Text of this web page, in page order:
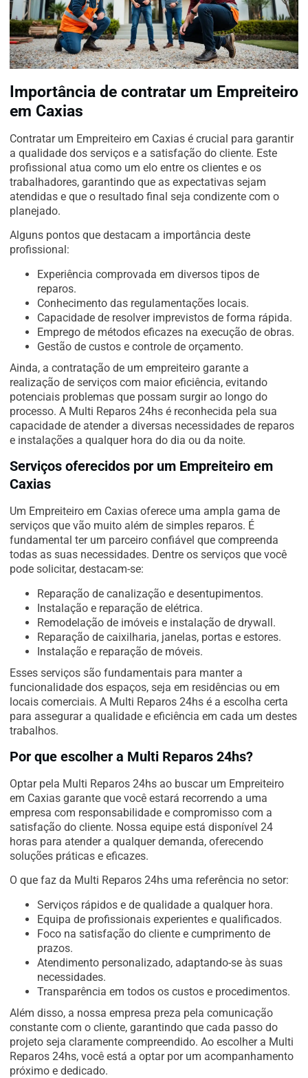
Importância de contratar um Empreiteiro
em Caxias
Contratar um Empreiteiro em Caxias é crucial para garantir
a qualidade dos serviços e a satisfação do cliente. Este
profissional atua como um elo entre os clientes e os
trabalhadores, garantindo que as expectativas sejam
atendidas e que o resultado final seja condizente com o
planejado.
Alguns pontos que destacam a importância deste
profissional:
Experiência comprovada em diversos tipos de
reparos.
Conhecimento das regulamentações locais.
Capacidade de resolver imprevistos de forma rápida.
Emprego de métodos eficazes na execução de obras.
Gestão de custos e controle de orçamento.
Ainda, a contratação de um empreiteiro garante a
realização de serviços com maior eficiência, evitando
potenciais problemas que possam surgir ao longo do
processo. A Multi Reparos 24hs é reconhecida pela sua
capacidade de atender a diversas necessidades de reparos
e instalações a qualquer hora do dia ou da noite.
Serviços oferecidos por um Empreiteiro em
Caxias
Um Empreiteiro em Caxias oferece uma ampla gama de
serviços que vão muito além de simples reparos. É
fundamental ter um parceiro confiável que compreenda
todas as suas necessidades. Dentre os serviços que você
pode solicitar, destacam-se:
Reparação de canalização e desentupimentos.
Instalação e reparação de elétrica.
Remodelação de imóveis e instalação de drywall.
Reparação de caixilharia, janelas, portas e estores.
Instalação e reparação de móveis.
Esses serviços são fundamentais para manter a
funcionalidade dos espaços, seja em residências ou em
locais comerciais. A Multi Reparos 24hs é a escolha certa
para assegurar a qualidade e eficiência em cada um destes
trabalhos.
Por que escolher a Multi Reparos 24hs?
Optar pela Multi Reparos 24hs ao buscar um Empreiteiro
em Caxias garante que você estará recorrendo a uma
empresa com responsabilidade e compromisso com a
satisfação do cliente. Nossa equipe está disponível 24
horas para atender a qualquer demanda, oferecendo
soluções práticas e eficazes.
O que faz da Multi Reparos 24hs uma referência no setor:
Serviços rápidos e de qualidade a qualquer hora.
Equipa de profissionais experientes e qualificados.
Foco na satisfação do cliente e cumprimento de
prazos.
Atendimento personalizado, adaptando-se às suas
necessidades.
Transparência em todos os custos e procedimentos.
Além disso, a nossa empresa preza pela comunicação
constante com o cliente, garantindo que cada passo do
projeto seja claramente compreendido. Ao escolher a Multi
Reparos 24hs, você está a optar por um acompanhamento
próximo e dedicado.